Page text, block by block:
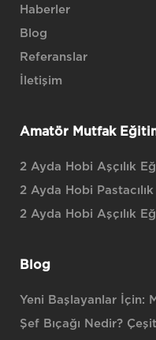
Haberler
Blog
Referanslar
İletişim
Amatör Mutfak
2 Ayda Hobi Aşçılık
2 Ayda Hobi
2 Ayda Hobi Aşçılık
Blog
Yeni Başlayanlar İçin:
Şef Bıçağı Nedir?